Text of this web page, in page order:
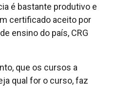
é bastante produtivo e
certificado aceito por
ensino do país, CRG
que os cursos a
qual for o curso, faz